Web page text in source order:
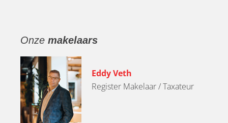
Onze makelaars
Eddy Veth
Register Makelaar / Taxateur